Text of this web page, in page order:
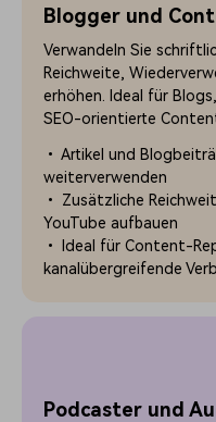
Blogger und
Verwandeln Sie
Reichweite,
erhöhen. Ideal für
SEO-orientierte
• Artikel und
weiterverwenden
• Zusätzliche
YouTube aufbauen
• Ideal für Content-
kanalübergreifende
Podcaster und